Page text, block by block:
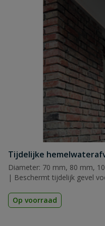
Tijdelijke
Diameter: 70 mm, 80 mm,
| Beschermt tijdelijk gevel
Op voorraad